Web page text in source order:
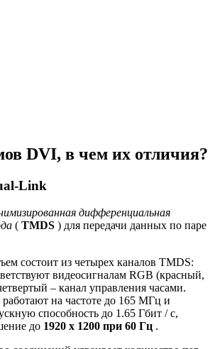
DVI, в чем их отличия?
Link
дифференциальная
( TMDS ) для передачи данных по паре
состоит из четырех каналов TMDS:
видеосигналам RGB (красный,
– канал управления часами.
на частоте до 165 МГц и
способность до 1.65 Гбит / с,
до 1920 x 1200 при 60 Гц .